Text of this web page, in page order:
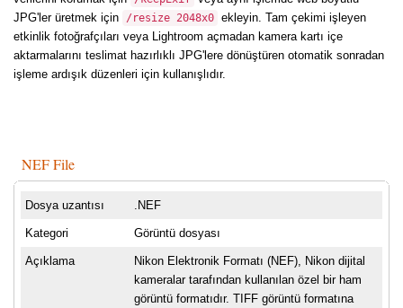
JPG'ler üretmek için
/resize 2048x0 ekleyin. Tam çekimi işleyen
etkinlik fotoğrafçıları veya Lightroom açmadan kamera kartı içe
aktarmalarını teslimat hazırlıklı JPG'lere dönüştüren otomatik sonradan
işleme ardışık düzenleri için kullanışlıdır.
NEF File
Dosya uzantısı .NEF
Kategori Görüntü dosyası
Açıklama
Nikon Elektronik Formatı (NEF), Nikon dijital
kameralar tarafından kullanılan özel bir ham
görüntü formatıdır. TIFF görüntü formatına